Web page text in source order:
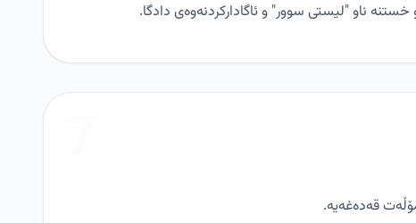
ناو "لیستی سوور" و ئاگادارکردنەوەی دادگا.